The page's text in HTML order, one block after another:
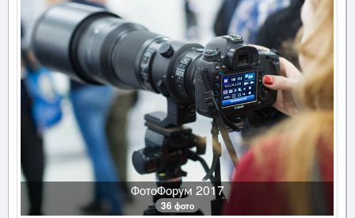
ФотоФорум 2017
36 фото